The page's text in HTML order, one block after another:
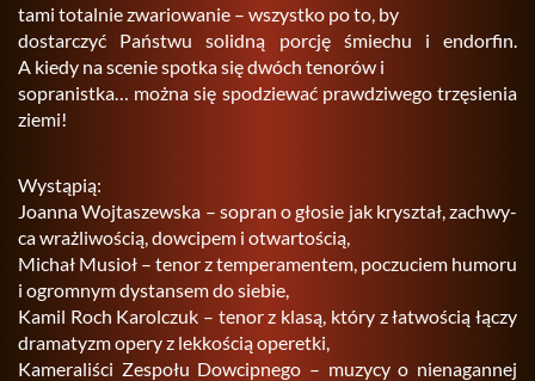
ta­mi to­tal­nie zwa­rio­wa­nie – wszyst­ko po to, by
do­star­czyć Pań­stwu so­lid­ną por­cję śmie­chu i en­dor­fin.
A kiedy na sce­nie spo­tka się dwóch te­no­rów i
so­pra­nist­ka… można się spo­dzie­wać praw­dzi­we­go trzę­sie­nia
ziemi!
Wy­stą­pią:
Jo­an­na Woj­ta­szew­ska – so­pran o gło­sie jak krysz­tał, za­chwy­
ca wraż­li­wo­ścią, dow­ci­pem i otwar­to­ścią,
Mi­chał Mu­sioł – tenor z tem­pe­ra­men­tem, po­czu­ciem hu­mo­ru
i ogrom­nym dy­stan­sem do sie­bie,
Kamil Roch Ka­rol­czuk – tenor z klasą, który z ła­two­ścią łączy
dra­ma­tyzm opery z lek­ko­ścią ope­ret­ki,
Ka­me­ra­li­ści Ze­spo­łu Dow­cip­ne­go – mu­zy­cy o nie­na­gan­nej